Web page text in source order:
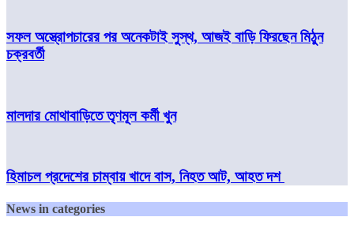
সফল অস্ত্রোপচারের পর অনেকটাই সুস্থ, আজই বাড়ি ফিরছেন মিঠুন
চক্রবর্তী
মালদার মোথাবাড়িতে তৃণমূল কর্মী খুন
হিমাচল প্রদেশের চাম্বায় খাদে বাস, নিহত আট, আহত দশ
News in categories